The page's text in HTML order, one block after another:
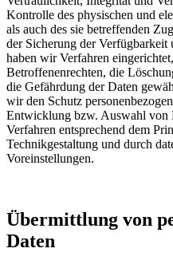
Kontrolle des physischen und
als auch des sie betreffenden
der Sicherung der Verfügbarkeit
haben wir Verfahren
Betroffenenrechten, die
die Gefährdung der Daten
wir den Schutz
Entwicklung bzw. Auswahl von
Verfahren entsprechend dem
Technikgestaltung und durch
Voreinstellungen.
Übermittlung von
Daten